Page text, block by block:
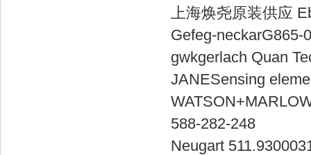
上海焕尧原装
Gefeg-
JANESensing
588-
Neugart